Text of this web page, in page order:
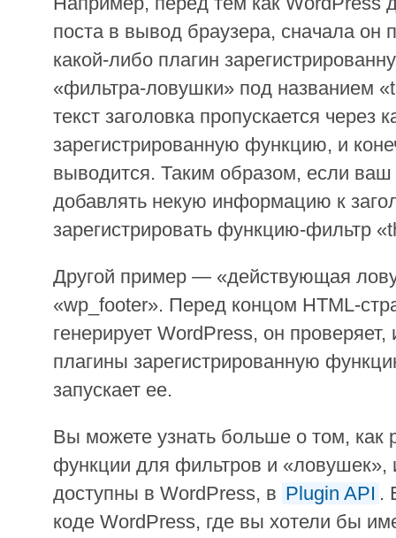
поста в вывод браузера, сначала он
какой-либо плагин
«фильтра-ловушки» под названием
текст заголовка пропускается через
зарегистрированную функцию, и
выводится. Таким образом, если
добавлять некую информацию к
зарегистрировать функцию-фильтр
Другой пример — «действующая
«wp_footer». Перед концом HTML-
генерирует WordPress, он
плагины зарегистрированную
запускает ее.
Вы можете узнать больше о том, как
функции для фильтров и «ловушек»,
доступны в WordPress, в Plugin API .
коде WordPress, где вы хотели бы